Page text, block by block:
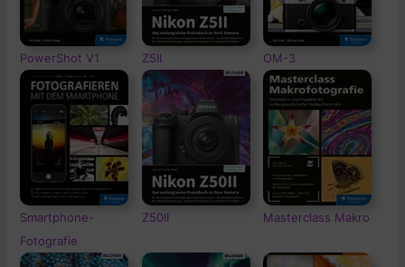
PowerShot V1 Z5II OM-3
Smartphone-
Fotografie
Z50II Masterclass Makro